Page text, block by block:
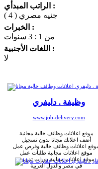
الراتب المبدأي :
( 4 ) جنيه مصري
الخبرات :
من 1 : 3 سنوات
اللغات الأجنبية :
لا
وظيفة . دليفري
www.job-delivery.com
موقع اعلانات وظائف خالية مجانية
أضف اعلانك مجانا بدون تسجيل
اعلانات وظائف خالية وفرص عمل
موقع اعلانات مجانية طلبات عمل
موقع اعلانات مجانية دورات تدريبية
في مصر والدول العربية